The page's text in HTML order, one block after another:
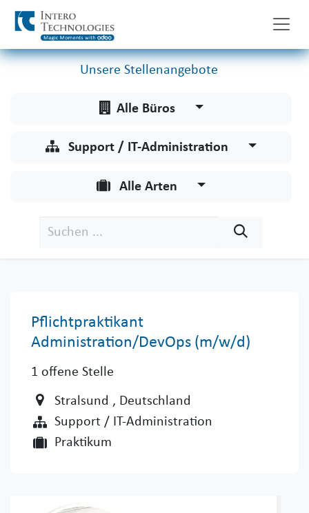
Zum Inhalt springen
Unsere Stellenangebote
Alle Büros
Support / IT-Administration
Alle Arten
Pflichtpraktikant
Administration/DevOps (m/w/d)
1 offene Stelle
Stralsund , Deutschland
Support / IT-Administration
Praktikum